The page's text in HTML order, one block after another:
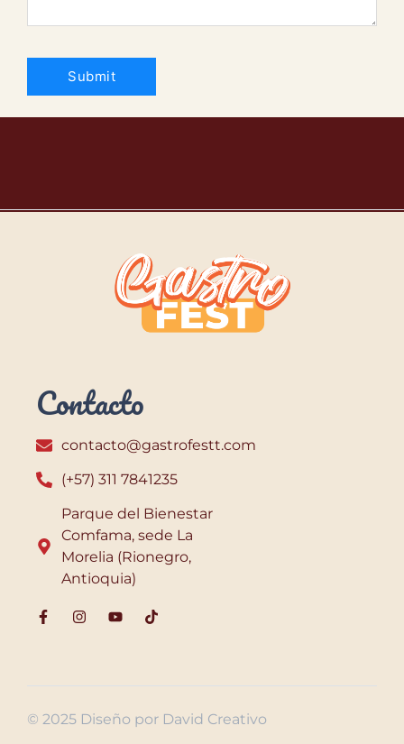
Contacto
contacto@gastrofestt.com
(+57) 311 7841235
Parque del Bienestar
Comfama, sede La
Morelia (Rionegro,
Antioquia)
© 2025 Diseño por David Creativo